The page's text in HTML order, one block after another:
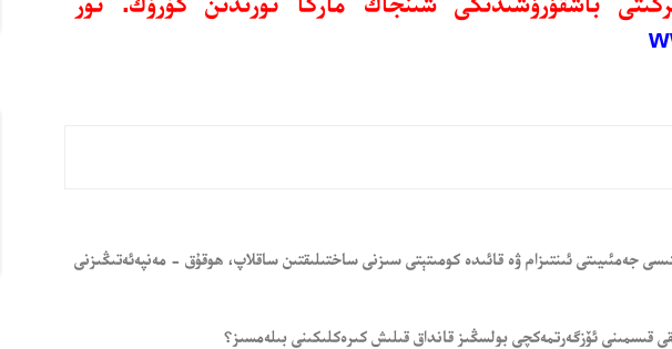
جەمئىيىتى ئىنتىزام ۋە قائىدە كومىتېتى سىزنى ساختىلىقتىن ساقلاپ، ھوقۇق - مەنپەئەتىڭىزنى
قىسمىنى ئۆزگەرتمەكچى بولسڭىز قانداق قىلىش كىرەكلىكىنى بىلەمسىز؟